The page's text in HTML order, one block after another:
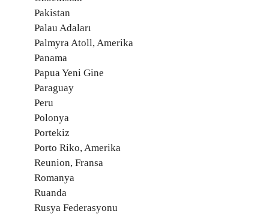
Pakistan
Palau Adaları
Palmyra Atoll, Amerika
Panama
Papua Yeni Gine
Paraguay
Peru
Polonya
Portekiz
Porto Riko, Amerika
Reunion, Fransa
Romanya
Ruanda
Rusya Federasyonu